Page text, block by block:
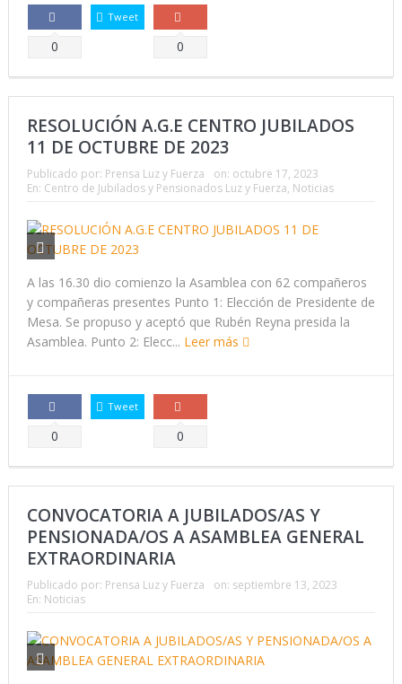
Comparte
0
Tweet
Comparte
0
RESOLUCIÓN A.G.E CENTRO JUBILADOS
11 DE OCTUBRE DE 2023
Publicado por: Prensa Luz y Fuerza on: octubre 17, 2023
En: Centro de Jubilados y Pensionados Luz y Fuerza, Noticias
A las 16.30 dio comienzo la Asamblea con 62 compañeros
y compañeras presentes Punto 1: Elección de Presidente de
Mesa. Se propuso y aceptó que Rubén Reyna presida la
Asamblea. Punto 2: Elecc... Leer más
Comparte
0
Tweet
Comparte
0
CONVOCATORIA A JUBILADOS/AS Y
PENSIONADA/OS A ASAMBLEA GENERAL
EXTRAORDINARIA
Publicado por: Prensa Luz y Fuerza on: septiembre 13, 2023
En: Noticias